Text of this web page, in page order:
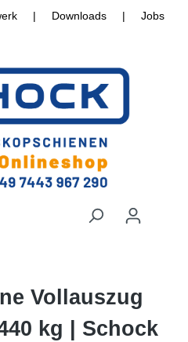
| Downloads | Jobs
Vollauszug
kg | Schock